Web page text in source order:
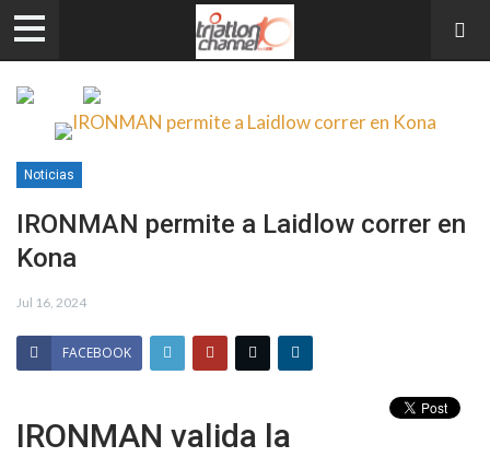
Noticias
IRONMAN permite a Laidlow correr en
Kona
Jul 16, 2024
FACEBOOK
IRONMAN valida la